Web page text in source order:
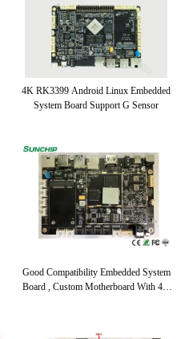
ویترین LCD شفاف
4K RK3399 Android Linux Embedded
System Board Support G Sensor
Good Compatibility Embedded System
Board , Custom Motherboard With 4G